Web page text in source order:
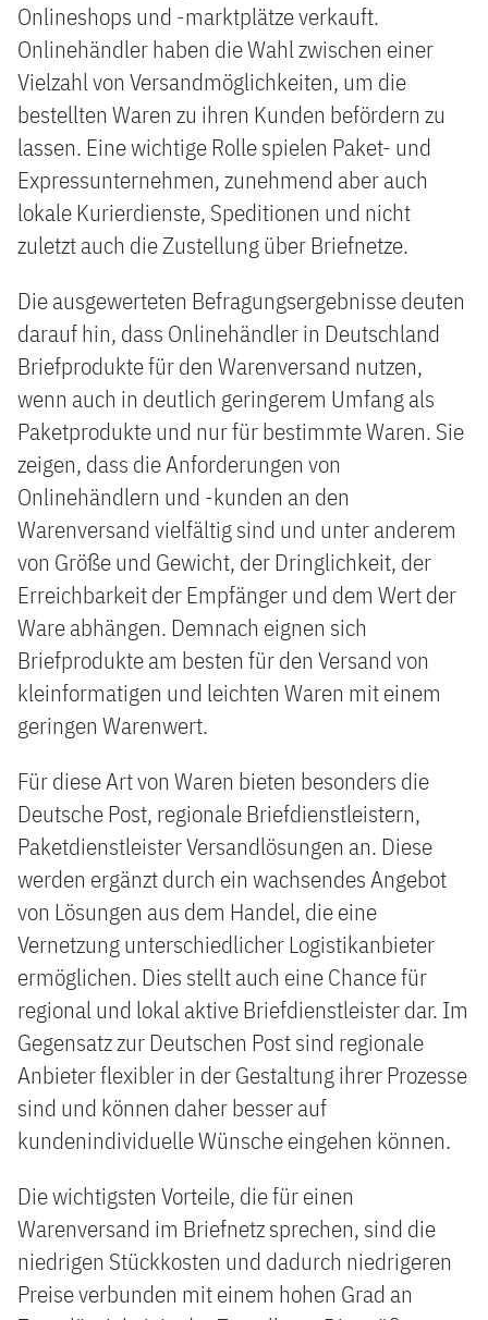
Onlineshops und -marktplätze verkauft.
Onlinehändler haben die Wahl zwischen einer
Vielzahl von Versandmöglichkeiten, um die
bestellten Waren zu ihren Kunden befördern zu
lassen. Eine wichtige Rolle spielen Paket- und
Expressunternehmen, zunehmend aber auch
lokale Kurierdienste, Speditionen und nicht
zuletzt auch die Zustellung über Briefnetze.
Die ausgewerteten Befragungsergebnisse deuten
darauf hin, dass Onlinehändler in Deutschland
Briefprodukte für den Warenversand nutzen,
wenn auch in deutlich geringerem Umfang als
Paketprodukte und nur für bestimmte Waren. Sie
zeigen, dass die Anforderungen von
Onlinehändlern und -kunden an den
Warenversand vielfältig sind und unter anderem
von Größe und Gewicht, der Dringlichkeit, der
Erreichbarkeit der Empfänger und dem Wert der
Ware abhängen. Demnach eignen sich
Briefprodukte am besten für den Versand von
kleinformatigen und leichten Waren mit einem
geringen Warenwert.
Für diese Art von Waren bieten besonders die
Deutsche Post, regionale Briefdienstleistern,
Paketdienstleister Versandlösungen an. Diese
werden ergänzt durch ein wachsendes Angebot
von Lösungen aus dem Handel, die eine
Vernetzung unterschiedlicher Logistikanbieter
ermöglichen. Dies stellt auch eine Chance für
regional und lokal aktive Briefdienstleister dar. Im
Gegensatz zur Deutschen Post sind regionale
Anbieter flexibler in der Gestaltung ihrer Prozesse
sind und können daher besser auf
kundenindividuelle Wünsche eingehen können.
Die wichtigsten Vorteile, die für einen
Warenversand im Briefnetz sprechen, sind die
niedrigen Stückkosten und dadurch niedrigeren
Preise verbunden mit einem hohen Grad an